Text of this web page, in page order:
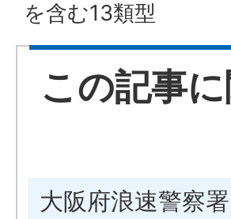
を含む13類型
この記事
大阪府浪速警察署